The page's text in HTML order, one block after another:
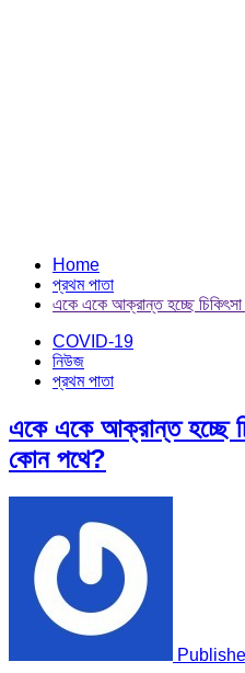
Home
প্রথম পাতা
একে একে আক্রান্ত হচ্ছে
COVID-19
নিউজ
প্রথম পাতা
একে একে আক্রান্ত হচ্ছে
কোন পথে?